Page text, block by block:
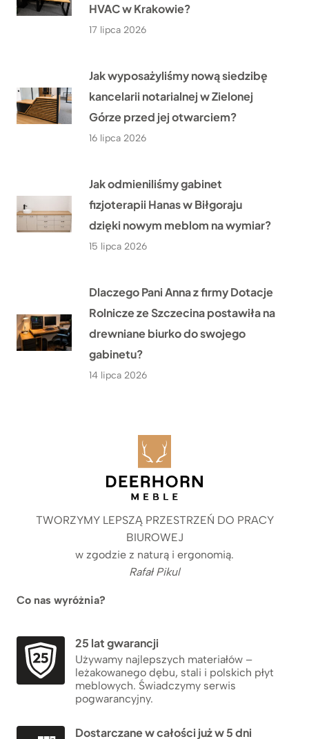
HVAC w Krakowie?
17 lipca 2026
Jak wyposażyliśmy nową siedzibę
kancelarii notarialnej w Zielonej
Górze przed jej otwarciem?
16 lipca 2026
Jak odmieniliśmy gabinet
fizjoterapii Hanas w Biłgoraju
dzięki nowym meblom na wymiar?
15 lipca 2026
Dlaczego Pani Anna z firmy Dotacje
Rolnicze ze Szczecina postawiła na
drewniane biurko do swojego
gabinetu?
14 lipca 2026
TWORZYMY LEPSZĄ PRZESTRZEŃ DO PRACY
BIUROWEJ
w zgodzie z naturą i ergonomią.
Rafał Pikul
Co nas wyróżnia?
25 lat gwarancji
Używamy najlepszych materiałów –
leżakowanego dębu, stali i polskich płyt
meblowych. Świadczymy serwis
pogwarancyjny.
Dostarczane w całości już w 5 dni